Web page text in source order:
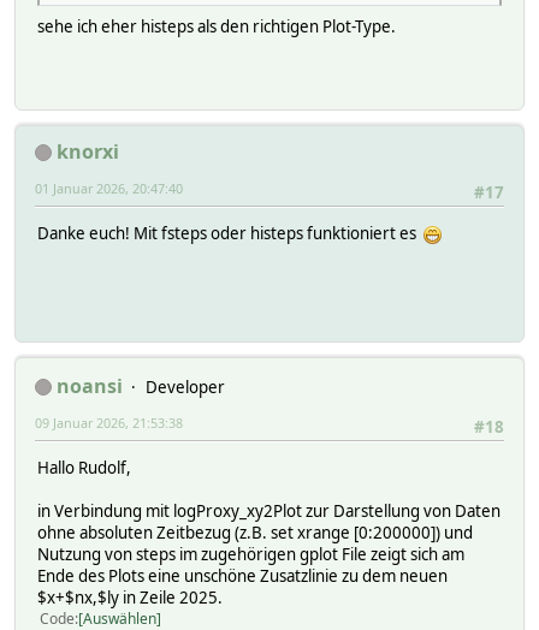
sehe ich eher histeps als den richtigen Plot-Type.
knorxi
#17
01 Januar 2026, 20:47:40
Danke euch! Mit fsteps oder histeps funktioniert es
noansi
Developer
#18
09 Januar 2026, 21:53:38
Hallo Rudolf,
in Verbindung mit logProxy_xy2Plot zur Darstellung von Daten
ohne absoluten Zeitbezug (z.B. set xrange [0:200000]) und
Nutzung von steps im zugehörigen gplot File zeigt sich am
Ende des Plots eine unschöne Zusatzlinie zu dem neuen
$x+$nx,$ly in Zeile 2025.
Code Auswählen